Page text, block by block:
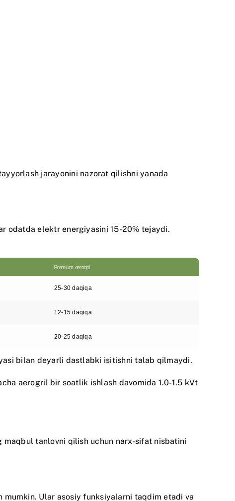
jarayonini nazorat qilishni yanada
odatda elektr energiyasini 15-20% tejaydi.
Premium aerogril
25-30 daqiqa
12-15 daqiqa
20-25 daqiqa
bilan deyarli dastlabki isitishni talab qilmaydi.
aerogril bir soatlik ishlash davomida 1.0-1.5 kVt
tanlovni qilish uchun narx-sifat nisbatini
mumkin. Ular asosiy funksiyalarni taqdim etadi va